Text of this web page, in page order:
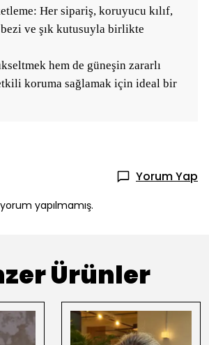
Her sipariş, koruyucu kılıf,
ve şık kutusuyla birlikte
hem de güneşin zararlı
etkili koruma sağlamak için ideal bir
Yorum Yap
yapılmamış.
Ürünler